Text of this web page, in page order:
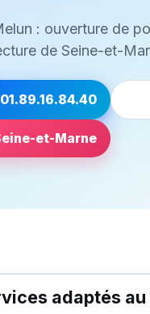
: ouverture de
de Seine-et-
et-Marne
adaptés